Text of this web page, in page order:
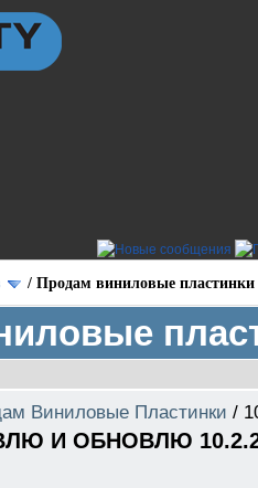
/ Продам виниловые пластинки
Виниловые Пластинки /
И ОБНОВЛЮ